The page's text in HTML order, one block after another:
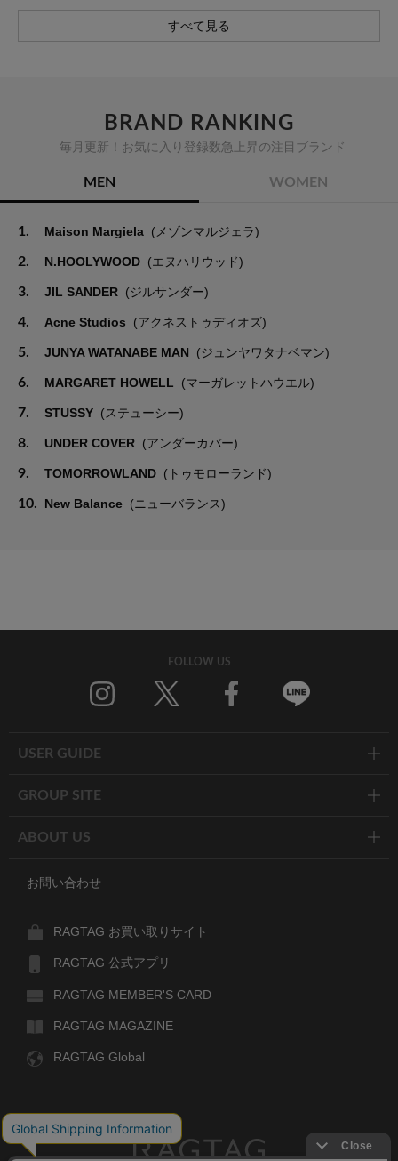
すべて見る
BRAND RANKING
毎月更新！お気に入り登録数急上昇の注目ブランド
MEN WOMEN
1. Maison Margiela (メゾンマルジェラ)
2. N.HOOLYWOOD (エヌハリウッド)
3. JIL SANDER (ジルサンダー)
4. Acne Studios (アクネストゥディオズ)
5. JUNYA WATANABE MAN (ジュンヤワタナベマン)
6. MARGARET HOWELL (マーガレットハウエル)
7. STUSSY (ステューシー)
8. UNDER COVER (アンダーカバー)
9. TOMORROWLAND (トゥモローランド)
10. New Balance (ニューバランス)
FOLLOW US
USER GUIDE
GROUP SITE
ABOUT US
お問い合わせ
RAGTAG お買い取りサイト
RAGTAG 公式アプリ
RAGTAG MEMBER'S CARD
RAGTAG MAGAZINE
RAGTAG Global